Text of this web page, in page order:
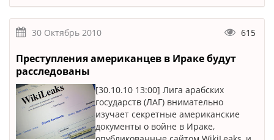
30 Октябрь 2010 615
Преступления американцев в Ираке будут
расследованы
[30.10.10 13:00] Лига арабских
государств (ЛАГ) внимательно
изучает секретные американские
документы о войне в Ираке,